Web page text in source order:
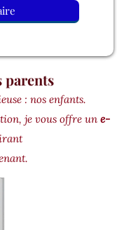
parents
: nos enfants.
je vous offre un e-